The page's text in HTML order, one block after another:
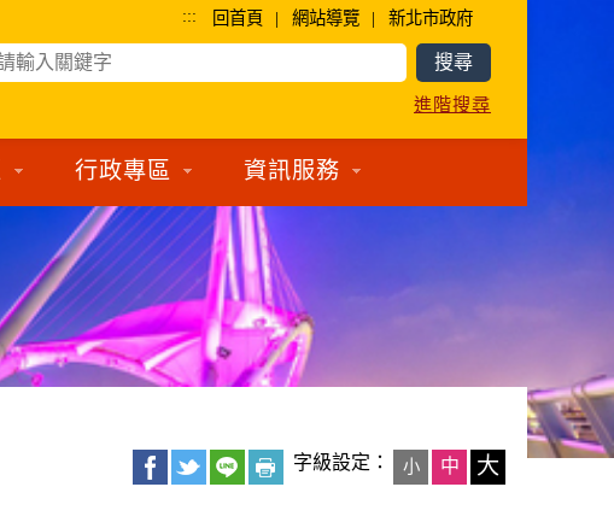
::: 回首頁 | 網站導覽 | 新北市政府
進階搜尋
行政專區 資訊服務
字級設定： 小 中 大